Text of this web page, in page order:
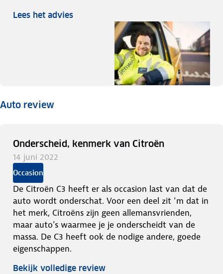
Lees het advies
Auto review
Onderscheid, kenmerk van Citroën
14 juni 2022
Occasion
De Citroën C3 heeft er als occasion last van dat de
auto wordt onderschat. Voor een deel zit ‘m dat in
het merk, Citroëns zijn geen allemansvrienden,
maar auto’s waarmee je je onderscheidt van de
massa. De C3 heeft ook de nodige andere, goede
eigenschappen.
Bekijk volledige review